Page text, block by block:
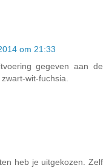
om 21:33
gegeven aan de
wit-fuchsia.
heb je uitgekozen. Zelf